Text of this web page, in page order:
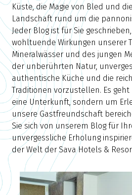
Küste, die Magie von Bled und
Landschaft rund um die
Jeder Blog ist für Sie
wohltuende Wirkungen unserer
Mineralwässer und des jungen
der unberührten Natur,
authentische Küche und die
Traditionen vorzustellen. Es
eine Unterkunft, sondern um
unsere Gastfreundschaft
Sie sich von unserem Blog für
unvergessliche Erholung
der Welt der Sava Hotels &